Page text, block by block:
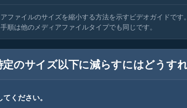
ファイルのサイズを縮小する方法を示すビデオガイドで
順は他のメディアファイルタイプでも同じです。
のサイズ以下に減らすにはどうす
ください。